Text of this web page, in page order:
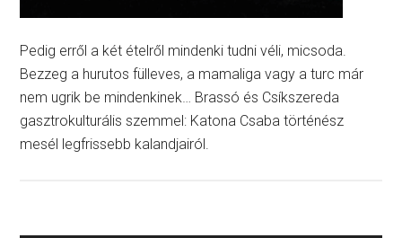
Pedig erről a két ételről mindenki tudni véli, micsoda.
Bezzeg a hurutos fülleves, a mamaliga vagy a turc már
nem ugrik be mindenkinek… Brassó és Csíkszereda
gasztrokulturális szemmel: Katona Csaba történész
mesél legfrissebb kalandjairól.